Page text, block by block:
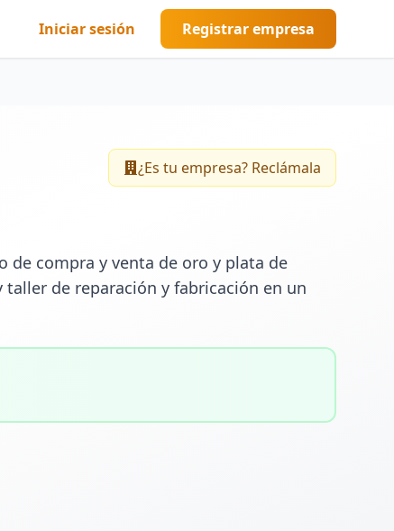
Iniciar sesión Registrar empresa
¿Es tu empresa? Reclámala
de compra y venta de oro y plata de
de reparación y fabricación en un